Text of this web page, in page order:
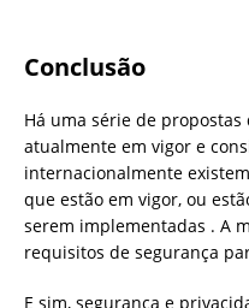
Conclusão
Há uma série de
atualmente em vigor e
internacionalmente
que estão em vigor, ou
serem implementadas . A
requisitos de segurança
E sim, segurança e